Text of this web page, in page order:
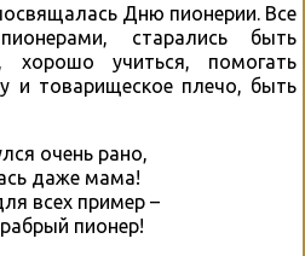
Дню пионерии. Все
старались быть
хорошо учиться, помогать
и товарищеское плечо, быть
очень рано,
даже мама!
всех пример –
пионер!